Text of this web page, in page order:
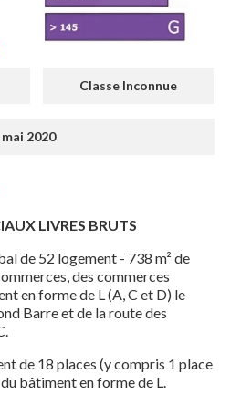
Classe Inconnue
2020
LIVRES BRUTS
de 52 logement - 738 m² de
des commerces
en forme de L (A, C et D) le
Barre et de la route des
de 18 places (y compris 1 place
bâtiment en forme de L.